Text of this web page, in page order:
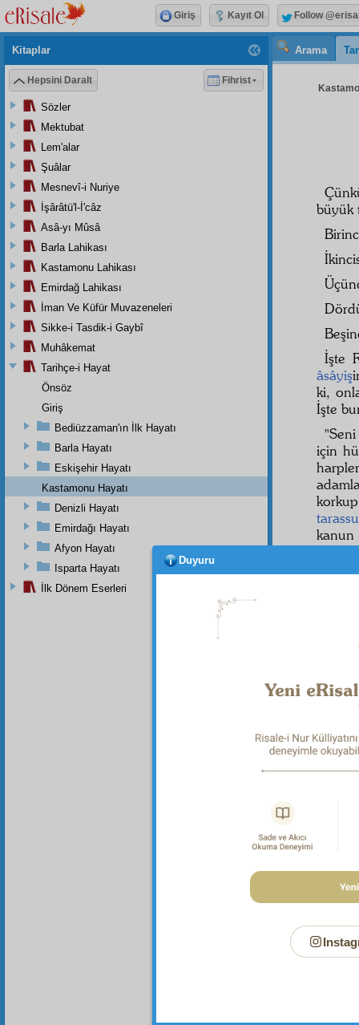
Arama
büyük
İşte
âsâyiş
ki,
İşte
için
Bu
Kitaplar
Hepsini Daralt Fihrist
Sözler
Mektubat
Lem'alar
Şuâlar
Mesnevî-i Nuriye
İşârâtü'l-İ'câz
Asâ-yı Mûsâ
Barla Lahikası
Kastamonu Lahikası
Emirdağ Lahikası
İman Ve Küfür Muvazeneleri
Sikke-i Tasdik-i Gaybî
Muhâkemat
Tarihçe-i Hayat
Önsöz
Giriş
Bediüzzaman'ın İlk Hayatı
Barla Hayatı
Eskişehir Hayatı
Kastamonu Hayatı
Denizli Hayatı
Emirdağı Hayatı
Afyon Hayatı
Isparta Hayatı
İlk Dönem Eserleri
Giriş Kayıt Ol Follow
Duyuru